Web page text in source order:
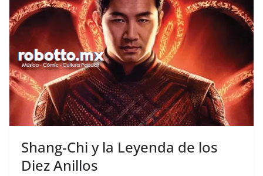
Shang-Chi y la Leyenda de los
Diez Anillos